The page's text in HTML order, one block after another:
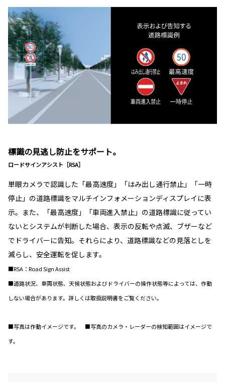
標識の見逃し防止をサポート。
ロードサインアシスト［RSA］
単眼カメラで認識した「最高速度」「はみ出し通行禁止」「一時
停止」の道路標識をマルチインフォメーションディスプレイに表
示。また、「最高速度」「車両進入禁止」の道路標識に従ってい
ないとシステムが判断した場合、表示の反転や点滅、ブザーなど
でドライバーに告知。それらにより、道路標識などの見落としを
減らし、安全運転を促します。
■RSA：Road Sign Assist
■道路状況、車両状態、天候状態およびドライバーの操作状態等によっては、作動
しない場合があります。詳しくは取扱説明書をご覧ください。
■写真は作動イメージです。 ■写真のカメラ・レーダーの検知範囲はイメージで
す。